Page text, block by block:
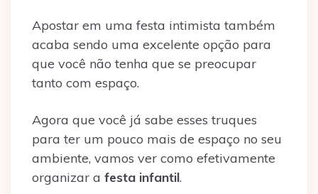
Apostar em uma festa intimista também
acaba sendo uma excelente opção para
que você não tenha que se preocupar
tanto com espaço.
Agora que você já sabe esses truques
para ter um pouco mais de espaço no seu
ambiente, vamos ver como efetivamente
organizar a festa infantil.